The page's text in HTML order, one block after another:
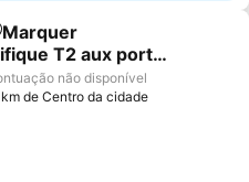
aos favoritos
Marquer
T2 aux portes
de
não disponível
km de Centro da cidade